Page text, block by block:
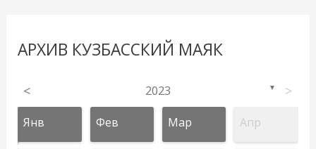
АРХИВ КУЗБАССКИЙ МАЯК
< 2023 ▼ >
Янв Фев Мар Апр